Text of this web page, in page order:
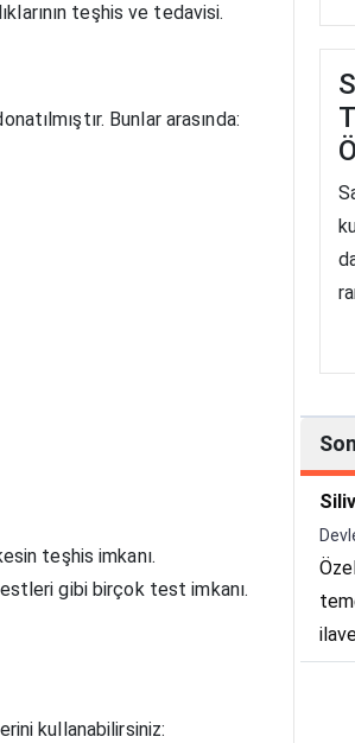
teşhis ve tedavisi.
Bunlar arasında:
teşhis imkanı.
gibi birçok test imkanı.
kullanabilirsiniz: